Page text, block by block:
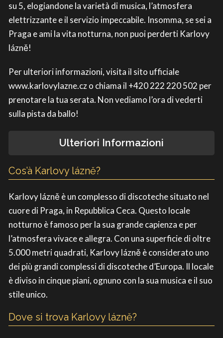
su 5, elogiandone la varietà di musica, l’atmosfera
elettrizzante e il servizio impeccabile. Insomma, se sei a
Praga e ami la vita notturna, non puoi perderti Karlovy
lázně!
Per ulteriori informazioni, visita il sito ufficiale
www.karlovylazne.cz o chiama il +420 222 220 502 per
prenotare la tua serata. Non vediamo l’ora di vederti
sulla pista da ballo!
Ulteriori Informazioni
Cos’à Karlovy lázně?
Karlovy lázně è un complesso di discoteche situato nel
cuore di Praga, in Repubblica Ceca. Questo locale
notturno è famoso per la sua grande capienza e per
l’atmosfera vivace e allegra. Con una superficie di oltre
5.000 metri quadrati, Karlovy lázně è considerato uno
dei più grandi complessi di discoteche d’Europa. Il locale
è diviso in cinque piani, ognuno con la sua musica e il suo
stile unico.
Dove si trova Karlovy lázně?